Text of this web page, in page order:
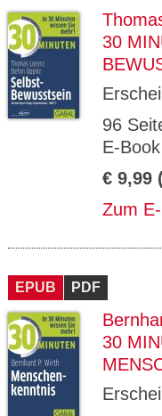
30
96
E-
€ 9,99
Zum
EPUB PDF
30